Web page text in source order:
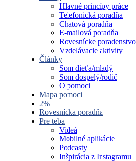
Hlavné princípy práce
Telefonická poradňa
Chatová poradňa
E-mailová poradňa
Rovesnícke poradenstvo
Vzdelávacie aktivity
Články
Som dieťa/mladý
Som dospelý/rodič
O pomoci
Mapa pomoci
2%
Rovesnícka poradňa
Pre teba
Videá
Mobilné aplikácie
Podcasty
Inšpirácia z Instagramu